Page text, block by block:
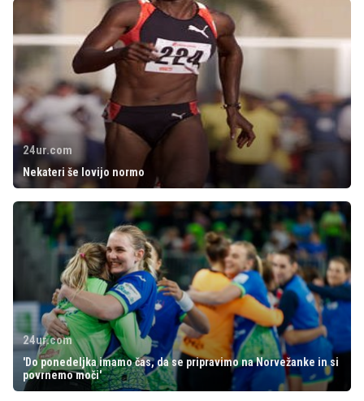
24ur.com
Nekateri še lovijo normo
24ur.com
'Do ponedeljka imamo čas, da se pripravimo na Norvežanke in si
povrnemo moči'